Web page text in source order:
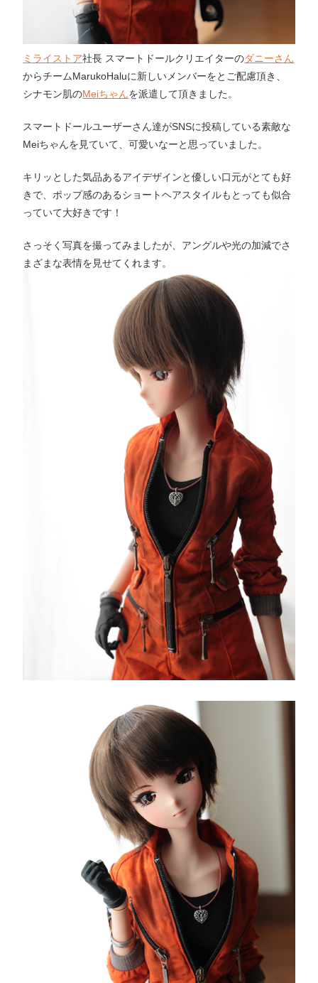
ミライストア社長 スマートドールクリエイターのダニーさん
からチームMarukoHaluに新しいメンバーをとご配慮頂き、
シナモン肌のMeiちゃんを派遣して頂きました。
スマートドールユーザーさん達がSNSに投稿している素敵な
Meiちゃんを見ていて、可愛いなーと思っていました。
キリッとした気品あるアイデザインと優しい口元がとても好
きで、ポップ感のあるショートヘアスタイルもとっても似合
っていて大好きです！
さっそく写真を撮ってみましたが、アングルや光の加減でさ
まざまな表情を見せてくれます。